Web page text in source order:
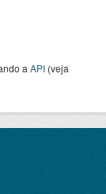
a API (veja